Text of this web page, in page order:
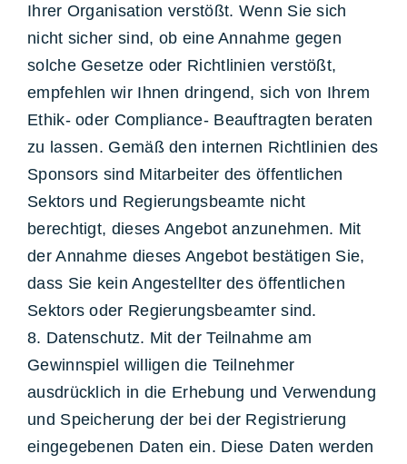
Ihrer Organisation verstößt. Wenn Sie sich
nicht sicher sind, ob eine Annahme gegen
solche Gesetze oder Richtlinien verstößt,
empfehlen wir Ihnen dringend, sich von Ihrem
Ethik- oder Compliance- Beauftragten beraten
zu lassen. Gemäß den internen Richtlinien des
Sponsors sind Mitarbeiter des öffentlichen
Sektors und Regierungsbeamte nicht
berechtigt, dieses Angebot anzunehmen. Mit
der Annahme dieses Angebot bestätigen Sie,
dass Sie kein Angestellter des öffentlichen
Sektors oder Regierungsbeamter sind.
8. Datenschutz. Mit der Teilnahme am
Gewinnspiel willigen die Teilnehmer
ausdrücklich in die Erhebung und Verwendung
und Speicherung der bei der Registrierung
eingegebenen Daten ein. Diese Daten werden